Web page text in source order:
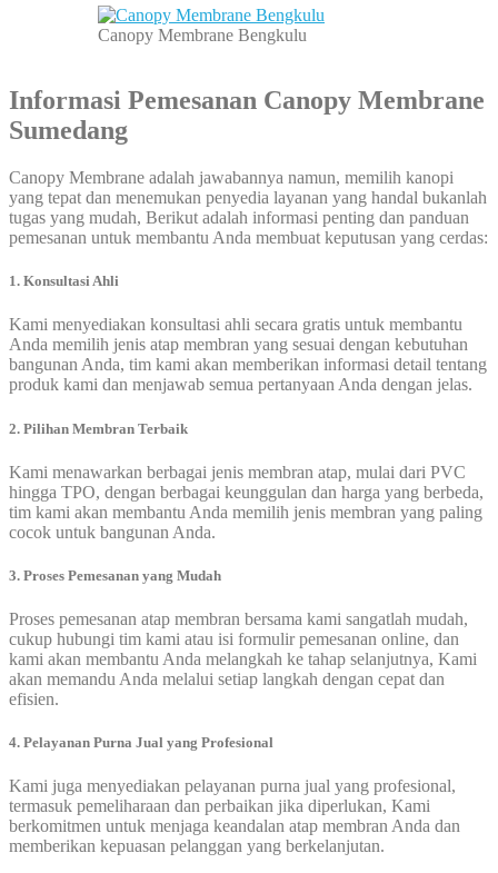
Canopy Membrane Bengkulu
Informasi Pemesanan Canopy Membrane
Sumedang
Canopy Membrane adalah jawabannya namun, memilih kanopi
yang tepat dan menemukan penyedia layanan yang handal bukanlah
tugas yang mudah, Berikut adalah informasi penting dan panduan
pemesanan untuk membantu Anda membuat keputusan yang cerdas:
1. Konsultasi Ahli
Kami menyediakan konsultasi ahli secara gratis untuk membantu
Anda memilih jenis atap membran yang sesuai dengan kebutuhan
bangunan Anda, tim kami akan memberikan informasi detail tentang
produk kami dan menjawab semua pertanyaan Anda dengan jelas.
2. Pilihan Membran Terbaik
Kami menawarkan berbagai jenis membran atap, mulai dari PVC
hingga TPO, dengan berbagai keunggulan dan harga yang berbeda,
tim kami akan membantu Anda memilih jenis membran yang paling
cocok untuk bangunan Anda.
3. Proses Pemesanan yang Mudah
Proses pemesanan atap membran bersama kami sangatlah mudah,
cukup hubungi tim kami atau isi formulir pemesanan online, dan
kami akan membantu Anda melangkah ke tahap selanjutnya, Kami
akan memandu Anda melalui setiap langkah dengan cepat dan
efisien.
4. Pelayanan Purna Jual yang Profesional
Kami juga menyediakan pelayanan purna jual yang profesional,
termasuk pemeliharaan dan perbaikan jika diperlukan, Kami
berkomitmen untuk menjaga keandalan atap membran Anda dan
memberikan kepuasan pelanggan yang berkelanjutan.